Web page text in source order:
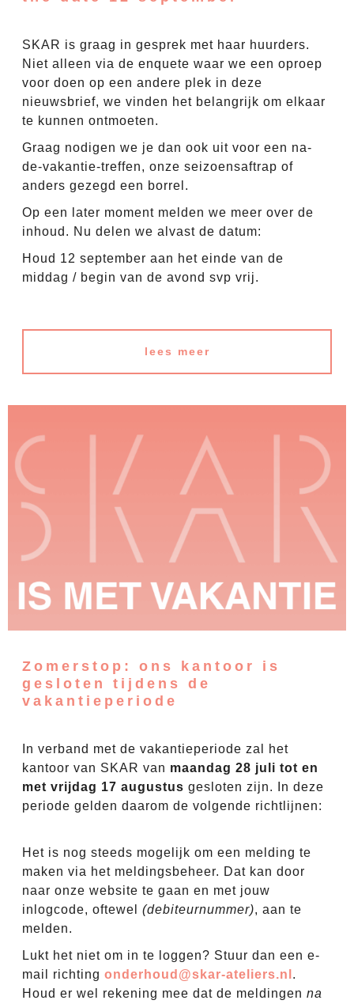
SKAR is graag in gesprek met haar huurders.
Niet alleen via de enquete waar we een oproep
voor doen op een andere plek in deze
nieuwsbrief, we vinden het belangrijk om elkaar
te kunnen ontmoeten.
Graag nodigen we je dan ook uit voor een na-
de-vakantie-treffen, onze seizoensaftrap of
anders gezegd een borrel.
Op een later moment melden we meer over de
inhoud. Nu delen we alvast de datum:
Houd 12 september aan het einde van de
middag / begin van de avond svp vrij.
lees meer
Zomerstop: ons kantoor is
gesloten tijdens de
vakantieperiode
In verband met de vakantieperiode zal het
kantoor van SKAR van maandag 28 juli tot en
met vrijdag 17 augustus gesloten zijn. In deze
periode gelden daarom de volgende richtlijnen:
Het is nog steeds mogelijk om een melding te
maken via het meldingsbeheer. Dat kan door
naar onze website te gaan en met jouw
inlogcode, oftewel (debiteurnummer), aan te
melden.
Lukt het niet om in te loggen? Stuur dan een e-
mail richting onderhoud@skar-ateliers.nl .
Houd er wel rekening mee dat de meldingen na